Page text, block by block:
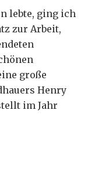
lebte, ging ich
zur Arbeit,
große
Henry
im Jahr